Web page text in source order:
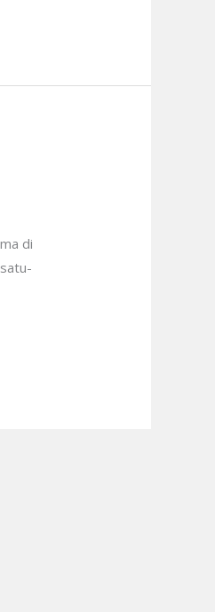
di